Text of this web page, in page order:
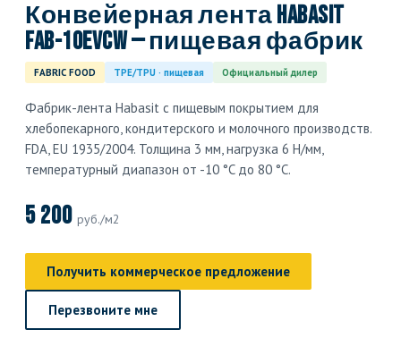
Конвейерная лента Habasit
FAB-10EVCW — пищевая фабрик
FABRIC FOOD TPE/TPU · пищевая Официальный дилер
Фабрик-лента Habasit с пищевым покрытием для
хлебопекарного, кондитерского и молочного производств.
FDA, EU 1935/2004. Толщина 3 мм, нагрузка 6 Н/мм,
температурный диапазон от -10 °C до 80 °C.
5 200 руб./м2
Получить коммерческое предложение
Перезвоните мне